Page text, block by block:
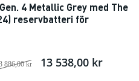
4 Metallic Grey med The
reservbatteri för
886,00 kr 13 538,00 kr